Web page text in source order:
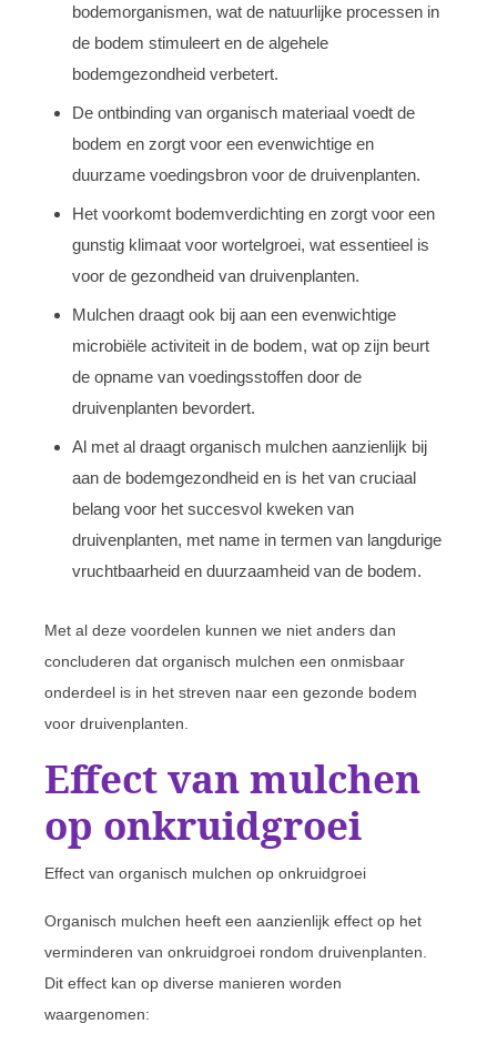
bodemorganismen, wat de natuurlijke processen in
de bodem stimuleert en de algehele
bodemgezondheid verbetert.
De ontbinding van organisch materiaal voedt de
bodem en zorgt voor een evenwichtige en
duurzame voedingsbron voor de druivenplanten.
Het voorkomt bodemverdichting en zorgt voor een
gunstig klimaat voor wortelgroei, wat essentieel is
voor de gezondheid van druivenplanten.
Mulchen draagt ook bij aan een evenwichtige
microbiële activiteit in de bodem, wat op zijn beurt
de opname van voedingsstoffen door de
druivenplanten bevordert.
Al met al draagt organisch mulchen aanzienlijk bij
aan de bodemgezondheid en is het van cruciaal
belang voor het succesvol kweken van
druivenplanten, met name in termen van langdurige
vruchtbaarheid en duurzaamheid van de bodem.
Met al deze voordelen kunnen we niet anders dan
concluderen dat organisch mulchen een onmisbaar
onderdeel is in het streven naar een gezonde bodem
voor druivenplanten.
Effect van mulchen
op onkruidgroei
Effect van organisch mulchen op onkruidgroei
Organisch mulchen heeft een aanzienlijk effect op het
verminderen van onkruidgroei rondom druivenplanten.
Dit effect kan op diverse manieren worden
waargenomen: